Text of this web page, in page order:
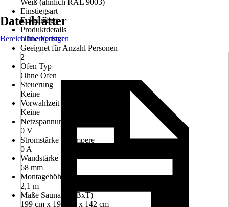
Weiß (ähnlich RAL 9003)
Einstiegsart
Eckeinstieg
Produktdetails
Ohne Fenster
Geeignet für Anzahl Personen
2
Ofen Typ
Ohne Ofen
Steuerung
Keine
Vorwahlzeit der Steuerung
Keine
Netzspannung
0 V
Stromstärke in Ampere
0 A
Wandstärke
68 mm
Montagehöhe
2,1 m
Maße Sauna (HxBxT)
199 cm x 192 cm x 142 cm
Datenblätter
Bereich überspringen